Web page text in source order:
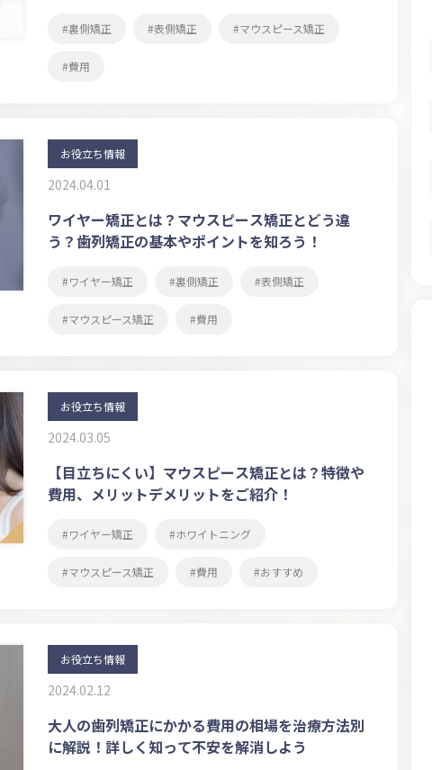
裏側矯正 表側矯正 マウスピース矯正
費用
お役立ち情報
2024.04.01
ワイヤー矯正とは？マウスピース矯正とどう違
う？歯列矯正の基本やポイントを知ろう！
ワイヤー矯正 裏側矯正 表側矯正
マウスピース矯正 費用
お役立ち情報
2024.03.05
【目立ちにくい】マウスピース矯正とは？特徴や
費用、メリットデメリットをご紹介！
ワイヤー矯正 ホワイトニング
マウスピース矯正 費用 おすすめ
お役立ち情報
2024.02.12
大人の歯列矯正にかかる費用の相場を治療方法別
に解説！詳しく知って不安を解消しよう